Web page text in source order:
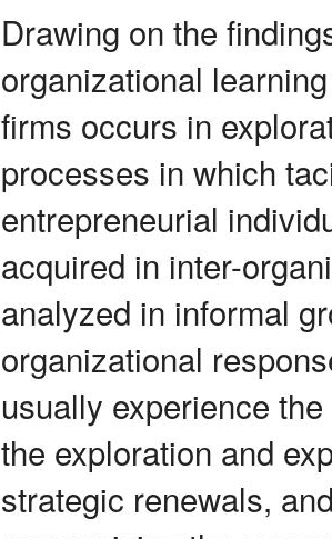
Drawing on the
organizational
firms occurs in
processes in which
entrepreneurial
acquired in inter-
analyzed in informal
organizational
usually experience
the exploration and
strategic renewals,